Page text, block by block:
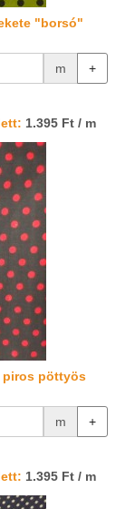
"borsó"
m +
1.395 Ft / m
piros pöttyös
m +
1.395 Ft / m